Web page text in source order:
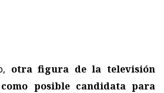
otra figura de la televisión
posible candidata para